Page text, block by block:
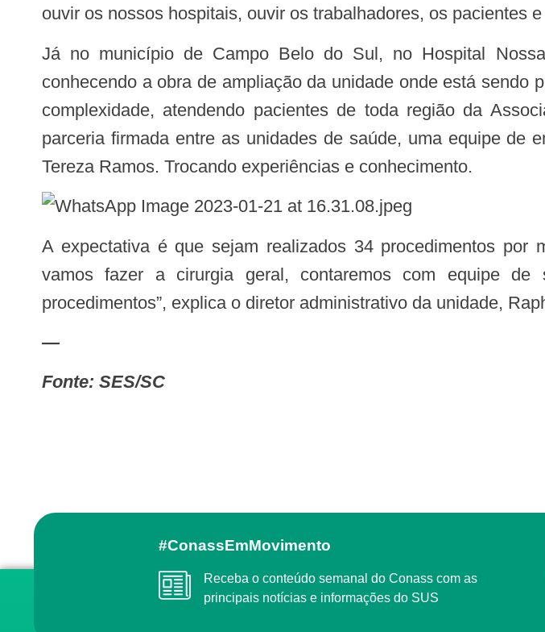
ouvir os nossos hospitais, ouvir os trabalhadores, os pacientes
Já no município de Campo Belo do Sul, no Hospital Nossa Senhora do Patrocínio, a secretaria realizou visita técnica,
conhecendo a obra de ampliação da unidade onde está
complexidade, atendendo pacientes de toda região da
parceria firmada entre as unidades de saúde, uma equipe de
Tereza Ramos. Trocando experiências e conhecimento.
A expectativa é que sejam realizados 34 procedimentos por mês. “Estamos preparando a sala para fazer as cirurgias, nós
vamos fazer a cirurgia geral, contaremos com equipe
procedimentos”, explica o diretor administrativo da unidade,
—
Fonte: SES/SC
#ConassEmMovimento
Receba o conteúdo semanal do Conass com as
principais notícias e informações do SUS